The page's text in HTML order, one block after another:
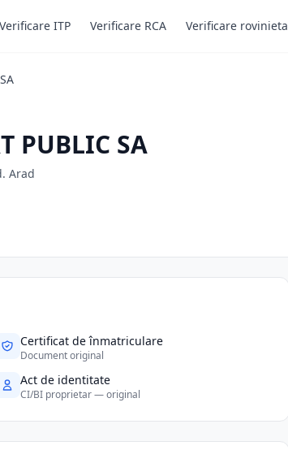
Verificare ITP Verificare RCA Verificare rovinieta
PUBLIC SA
Arad
Certificat de înmatriculare
Document original
Act de identitate
CI/BI proprietar — original